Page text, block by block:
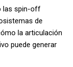
las spin-off
de
la articulación
puede generar